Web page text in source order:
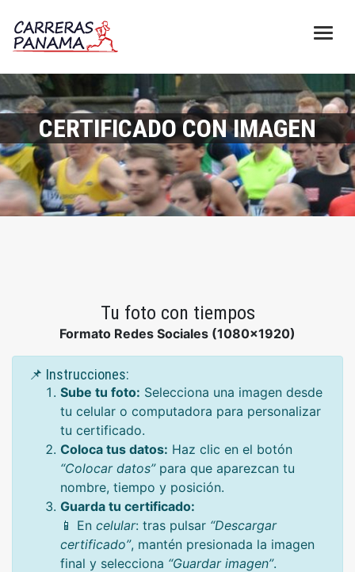
CERTIFICADO CON IMAGEN
Tu foto con tiempos
Formato Redes Sociales (1080x1920)
📌 Instrucciones:
Sube tu foto: Selecciona una imagen desde
tu celular o computadora para personalizar
tu certificado.
Coloca tus datos: Haz clic en el botón
“Colocar datos”para que aparezcan tu
nombre, tiempo y posición.
Guarda tu certificado:
📱 En celular: tras pulsar “Descargar
certificado”, mantén presionada la imagen
final y selecciona “Guardar imagen”.